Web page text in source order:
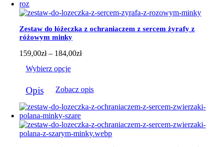
wariantów.
Opcje
można
wybrać
na
stronie
Zestaw do łóżeczka z ochraniaczem z sercem żyrafy z
różowym minky
159,00zł – 184,00złZakres
do
Wybierz opcje
produkt
ma
wiele
wariantów.
Opcje
można
wybrać
Opis Zobacz opis